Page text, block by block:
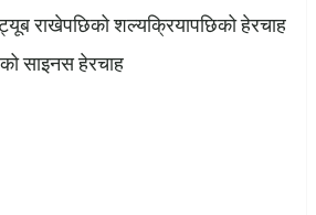
ट्यूब राखेपछिको शल्यक्रियापछिको हेरचाह
साइनस हेरचाह